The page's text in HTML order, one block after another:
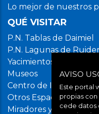
Lo mejor de nuestros
QUÉ VISITAR
P.N. Tablas de Daimiel
P.N. Lagunas de
Yacimientos
Museos
Centro de
Otros Espacios
Miradores y Áreas
AVISO
Este portal
propias
cede datos